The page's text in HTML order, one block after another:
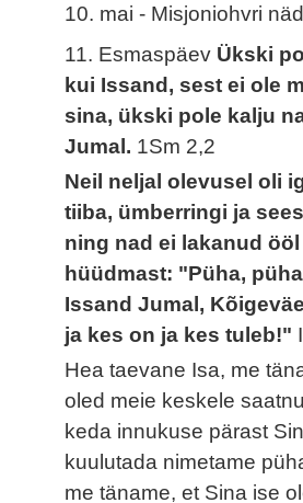
10. mai - Misjoniohvri
11. Esmaspäev Ükski
kui Issand, sest ei ole
sina, ükski pole kalju
Jumal. 1Sm 2,2
Neil neljal olevusel oli
tiiba, ümberringi ja
ning nad ei lakanud ööl
hüüdmast: "Püha,
Issand Jumal,
ja kes on ja kes tuleb!"
Hea taevane Isa, me
oled meie keskele
keda innukuse pärast
kuulutada nimetame
me täname, et Sina ise